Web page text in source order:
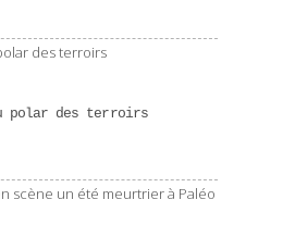
polar des terroirs